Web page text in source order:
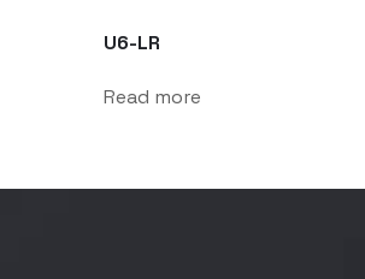
U6-LR
Read more